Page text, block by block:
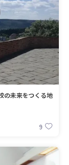
の未来をつくる地
9